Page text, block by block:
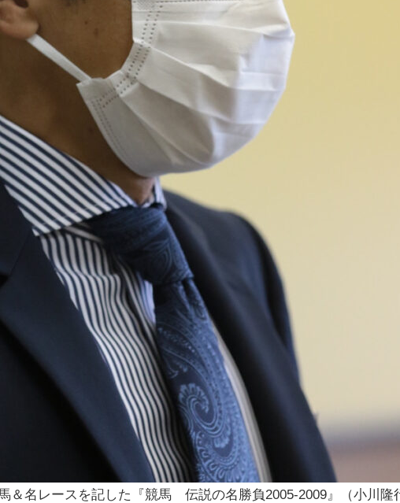
＆名レースを記した『競馬 伝説の名勝負2005-2009』（小川隆